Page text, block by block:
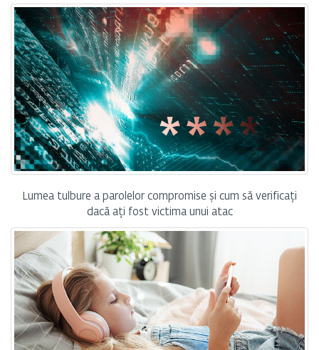
Lumea tulbure a parolelor compromise și cum să verificați
dacă ați fost victima unui atac